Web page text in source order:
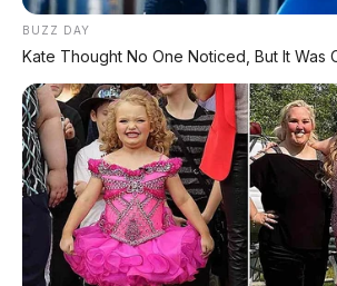
untuk perjalanan Jakarta-Surabaya
perlu berhenti mengisi daya atau BBM.
depleted) adalah6,3 liter per 100 km
untuk mobil sebesar ini. Interval
panjang:3 tahun atau 30.000 km.
🛋️ 4 ZERO-GRAVITY
LAYAR 29 INCI!
BUZZ DAY
Kate Thought No One Noticed, But It Was